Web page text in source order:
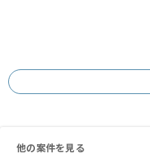
他の案件を見る